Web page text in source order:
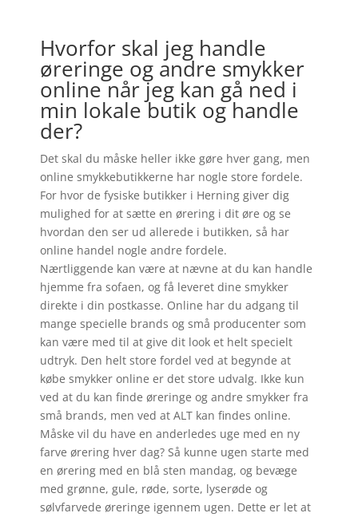
Hvorfor skal jeg handle
øreringe og andre smykker
online når jeg kan gå ned i
min lokale butik og handle
der?
Det skal du måske heller ikke gøre hver gang, men
online smykkebutikkerne har nogle store fordele.
For hvor de fysiske butikker i Herning giver dig
mulighed for at sætte en ørering i dit øre og se
hvordan den ser ud allerede i butikken, så har
online handel nogle andre fordele.
Nærtliggende kan være at nævne at du kan handle
hjemme fra sofaen, og få leveret dine smykker
direkte i din postkasse. Online har du adgang til
mange specielle brands og små producenter som
kan være med til at give dit look et helt specielt
udtryk. Den helt store fordel ved at begynde at
købe smykker online er det store udvalg. Ikke kun
ved at du kan finde øreringe og andre smykker fra
små brands, men ved at ALT kan findes online.
Måske vil du have en anderledes uge med en ny
farve ørering hver dag? Så kunne ugen starte med
en ørering med en blå sten mandag, og bevæge
med grønne, gule, røde, sorte, lyserøde og
sølvfarvede øreringe igennem ugen. Dette er let at